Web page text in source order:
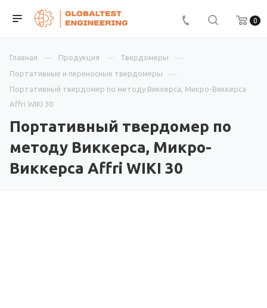
0
Главная Продукция
Твердомеры
Портативные и переносные твердомеры
Портативный твердомер по методу Виккерса, Микро-Виккерса
Affri WIKI 30
Портативный твердомер по
методу Виккерса, Микро-
Виккерса Affri WIKI 30